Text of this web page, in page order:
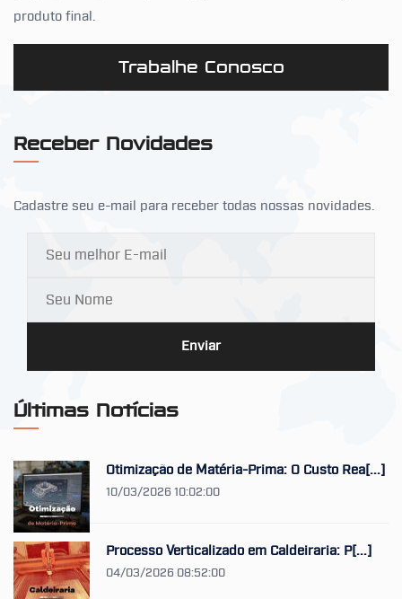
produto final.
Trabalhe Conosco
Receber Novidades
Cadastre seu e-mail para receber todas nossas novidades.
Enviar
Últimas Notícias
Otimização de Matéria-Prima: O Custo Rea[...]
10/03/2026 10:02:00
Processo Verticalizado em Caldeiraria: P[...]
04/03/2026 08:52:00